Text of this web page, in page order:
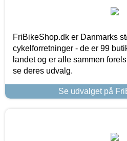
FriBikeShop.dk er Danmarks
cykelforretninger - de er 99
landet og er alle sammen
se deres udvalg.
Se udvalget på